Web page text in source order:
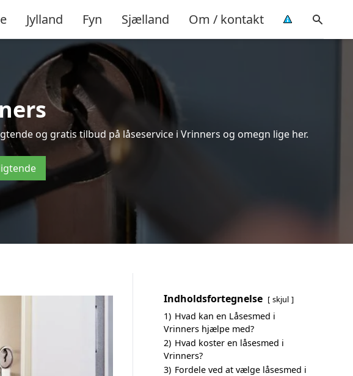
Jylland Fyn Sjælland Om / kontakt
og gratis tilbud på låseservice i Vrinners og omegn lige her.
Indholdsfortegnelse skjul
1) Hvad kan en Låsesmed i
Vrinners hjælpe med?
2) Hvad koster en låsesmed i
Vrinners?
3) Fordele ved at vælge låsesmed i